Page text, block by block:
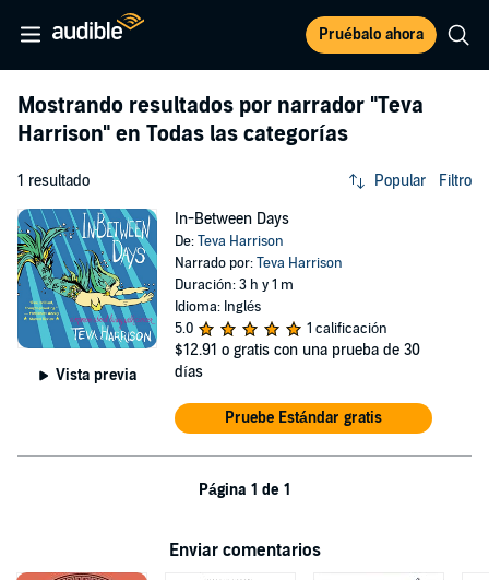
Pruébalo ahora
Mostrando resultados por narrador "Teva
Harrison" en Todas las categorías
1 resultado Popular Filtro
Vista previa
In-Between Days
De:Teva Harrison
Narrado por:Teva Harrison
Duración: 3 h y 1 m
Idioma: Inglés
5.0
1 calificación
$12.91 o gratis con una prueba de 30
días
Pruebe Estándar gratis
Página 1 de 1
Enviar comentarios